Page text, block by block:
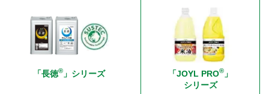
「長徳®︎」シリーズ 「JOYL PRO®︎ 」
シリーズ